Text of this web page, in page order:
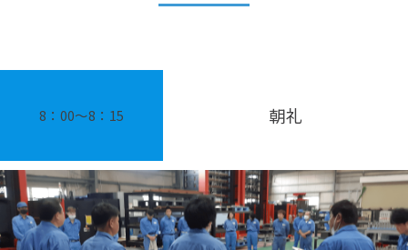
8：00〜8：15 朝礼